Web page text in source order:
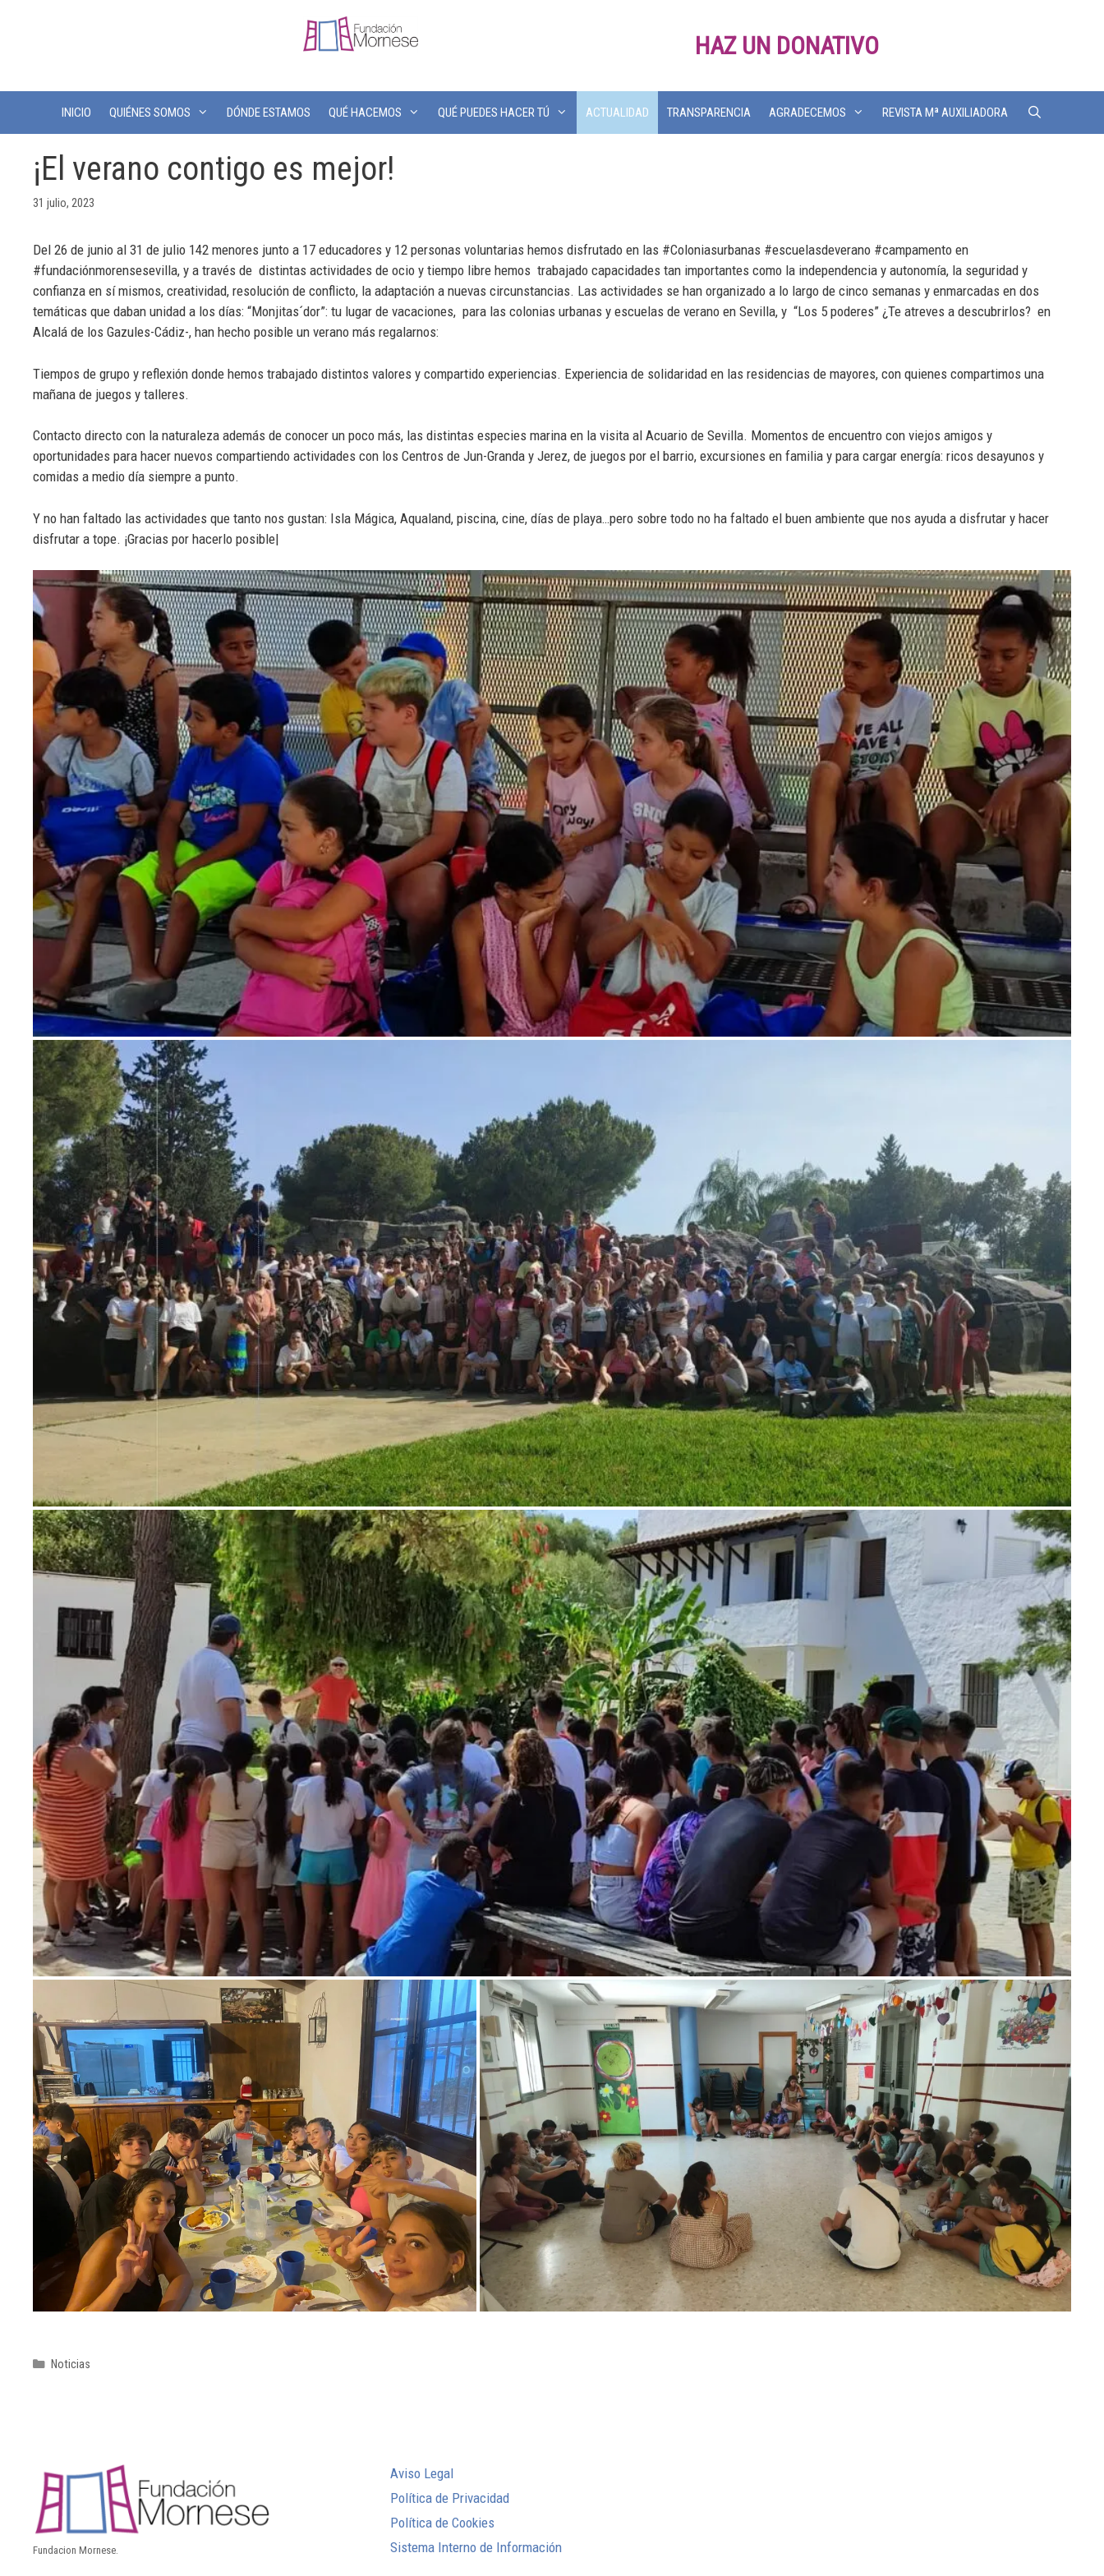
HAZ UN DONATIVO
INICIO QUIÉNES SOMOS DÓNDE ESTAMOS QUÉ HACEMOS QUÉ PUEDES HACER TÚ ACTUALIDAD TRANSPARENCIA AGRADECEMOS REVISTA Mª AUXILIADORA
¡El verano contigo es mejor!
31 julio, 2023
Del 26 de junio al 31 de julio 142 menores junto a 17 educadores y 12 personas voluntarias hemos disfrutado en las #Coloniasurbanas #escuelasdeverano #campamento en
#fundaciónmorensesevilla, y a través de distintas actividades de ocio y tiempo libre hemos trabajado capacidades tan importantes como la independencia y autonomía, la seguridad y
confianza en sí mismos, creatividad, resolución de conflicto, la adaptación a nuevas circunstancias. Las actividades se han organizado a lo largo de cinco semanas y enmarcadas en dos
temáticas que daban unidad a los días: “Monjitas´dor”: tu lugar de vacaciones, para las colonias urbanas y escuelas de verano en Sevilla, y “Los 5 poderes” ¿Te atreves a descubrirlos? en
Alcalá de los Gazules-Cádiz-, han hecho posible un verano más regalarnos:
Tiempos de grupo y reflexión donde hemos trabajado distintos valores y compartido experiencias. Experiencia de solidaridad en las residencias de mayores, con quienes compartimos una
mañana de juegos y talleres.
Contacto directo con la naturaleza además de conocer un poco más, las distintas especies marina en la visita al Acuario de Sevilla. Momentos de encuentro con viejos amigos y
oportunidades para hacer nuevos compartiendo actividades con los Centros de Jun-Granda y Jerez, de juegos por el barrio, excursiones en familia y para cargar energía: ricos desayunos y
comidas a medio día siempre a punto.
Y no han faltado las actividades que tanto nos gustan: Isla Mágica, Aqualand, piscina, cine, días de playa…pero sobre todo no ha faltado el buen ambiente que nos ayuda a disfrutar y hacer
disfrutar a tope. ¡Gracias por hacerlo posible|
Noticias
Fundacion Mornese.
Aviso Legal
Política de Privacidad
Política de Cookies
Sistema Interno de Información